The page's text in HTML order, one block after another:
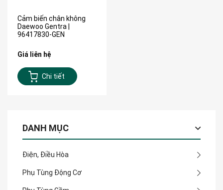
DANH MỤC
Điện, Điều Hòa
Phụ Tùng Động Cơ
Cảm biến chân không
Daewoo Gentra |
96417830-GEN
Giá liên hệ
Chi tiết